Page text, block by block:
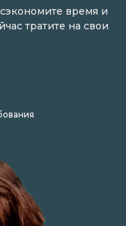
время и
тратите на свои